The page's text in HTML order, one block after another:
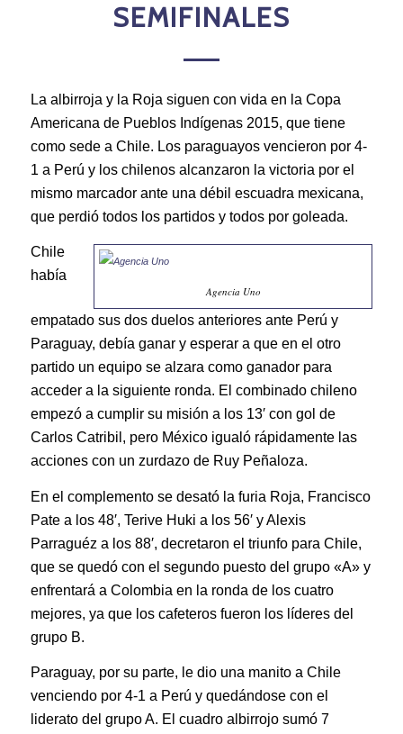
SEMIFINALES
La albirroja y la Roja siguen con vida en la Copa
Americana de Pueblos Indígenas 2015, que tiene
como sede a Chile. Los paraguayos vencieron por 4-
1 a Perú y los chilenos alcanzaron la victoria por el
mismo marcador ante una débil escuadra mexicana,
que perdió todos los partidos y todos por goleada.
Agencia Uno
Chile
había
empatado sus dos duelos anteriores ante Perú y
Paraguay, debía ganar y esperar a que en el otro
partido un equipo se alzara como ganador para
acceder a la siguiente ronda. El combinado chileno
empezó a cumplir su misión a los 13′ con gol de
Carlos Catribil, pero México igualó rápidamente las
acciones con un zurdazo de Ruy Peñaloza.
En el complemento se desató la furia Roja, Francisco
Pate a los 48′, Terive Huki a los 56′ y Alexis
Parraguéz a los 88′, decretaron el triunfo para Chile,
que se quedó con el segundo puesto del grupo «A» y
enfrentará a Colombia en la ronda de los cuatro
mejores, ya que los cafeteros fueron los líderes del
grupo B.
Paraguay, por su parte, le dio una manito a Chile
venciendo por 4-1 a Perú y quedándose con el
liderato del grupo A. El cuadro albirrojo sumó 7